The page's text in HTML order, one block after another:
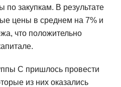
закупкам. В результате
цены в среднем на 7% и
что положительно
C пришлось провести
из них оказались